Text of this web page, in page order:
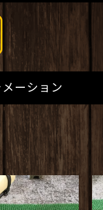
ーション